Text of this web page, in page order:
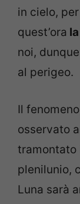
in cielo,
quest’ora
noi,
al perigeo.
Il
osservato
tramontato
plenilunio,
Luna sarà